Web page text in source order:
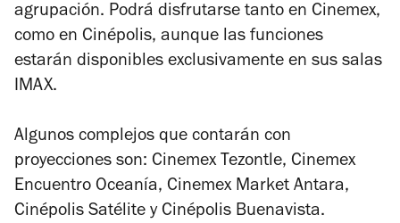
agrupación. Podrá disfrutarse tanto en Cinemex,
como en Cinépolis, aunque las funciones
estarán disponibles exclusivamente en sus salas
IMAX.
Algunos complejos que contarán con
proyecciones son: Cinemex Tezontle, Cinemex
Encuentro Oceanía, Cinemex Market Antara,
Cinépolis Satélite y Cinépolis Buenavista.